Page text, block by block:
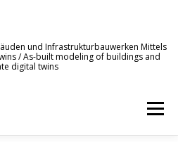
und Infrastrukturbauwerken Mittels
/ As-built modeling of buildings and
digital twins
Menü